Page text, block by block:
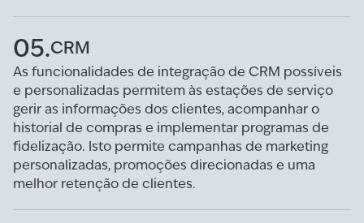
05.CRM
As funcionalidades de integração de CRM possíveis
e personalizadas permitem às estações de serviço
gerir as informações dos clientes, acompanhar o
historial de compras e implementar programas de
fidelização. Isto permite campanhas de marketing
personalizadas, promoções direcionadas e uma
melhor retenção de clientes.